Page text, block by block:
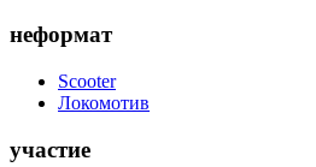
неформат
Scooter
Локомотив
участие